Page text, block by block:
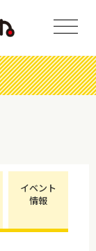
イベント
情報